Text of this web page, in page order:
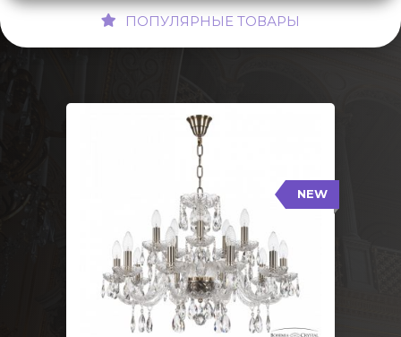
ПОПУЛЯРНЫЕ ТОВАРЫ
NEW
117/10+5/240 Pa
Тип: Стеклянный рожок
Цвет арматуры: Патина/
Кол-во ламп: 15
Диаметр: 70 см